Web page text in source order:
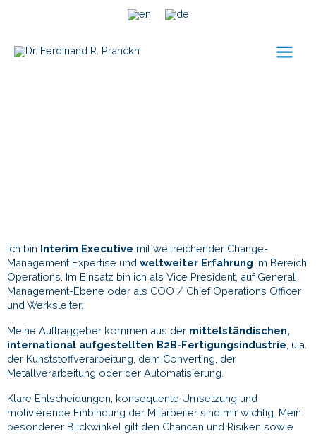
Ich bin Interim Executive mit weitreichender Change-
Management Expertise und weltweiter Erfahrung im Bereich
Operations. Im Einsatz bin ich als Vice President, auf General
Management-Ebene oder als COO / Chief Operations Officer
und Werksleiter.
Meine Auftraggeber kommen aus der mittelständischen,
international aufgestellten B2B-Fertigungsindustrie , u.a.
der Kunststoffverarbeitung, dem Converting, der
Metallverarbeitung oder der Automatisierung.
Klare Entscheidungen, konsequente Umsetzung und
motivierende Einbindung der Mitarbeiter sind mir wichtig. Mein
besonderer Blickwinkel gilt den Chancen und Risiken sowie